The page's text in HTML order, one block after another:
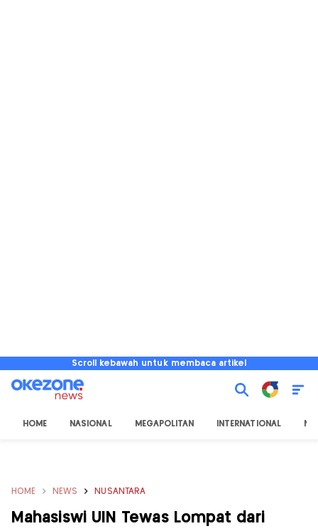
Scroll kebawah untuk membaca artikel
HOME NASIONAL MEGAPOLITAN INTERNATIONAL
HOME NEWS NUSANTARA
Mahasiswi UIN Tewas Lompat dari